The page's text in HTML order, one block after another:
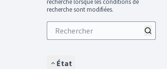
recherche lorsque les conditions de
recherche sont modifiées.
État